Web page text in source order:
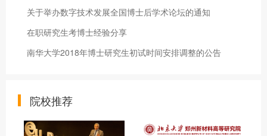
关于举办数字技术发展全国博士后学术论坛的通知
在职研究生考博士经验分享
南华大学2018年博士研究生初试时间安排调整的公告
院校推荐